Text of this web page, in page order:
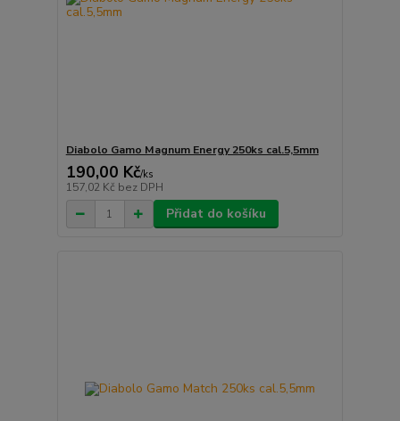
Diabolo Gamo Magnum Energy 250ks cal.5,5mm
190,00 Kč/ks
157,02 Kč bez DPH
Přidat do košíku